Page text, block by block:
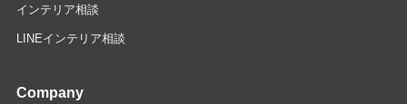
インテリア相談
LINEインテリア相談
Company